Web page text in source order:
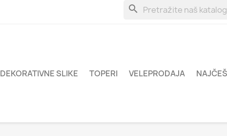
search
DEKORATIVNE SLIKE TOPERI VELEPRODAJA